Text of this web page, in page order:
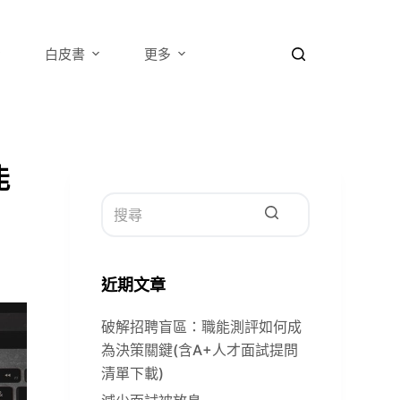
白皮書 更多
不
到
符
合
的
近期文章
破解招聘盲區：職能測評如何成
為決策關鍵(含A+人才面試提問
清單下載)